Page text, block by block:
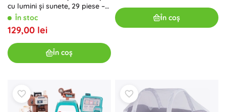
cu lumini și sunete, 29 piese –
Chipolino
În stoc
129,00 lei
În coș
În coș